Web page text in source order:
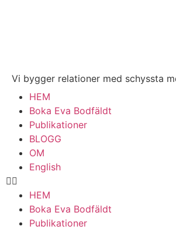
Vi bygger relationer med schyssta
HEM
Boka Eva Bodfäldt
Publikationer
BLOGG
OM
English
HEM
Boka Eva Bodfäldt
Publikationer